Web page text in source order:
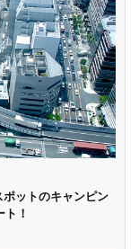
ットのキャンピン
！